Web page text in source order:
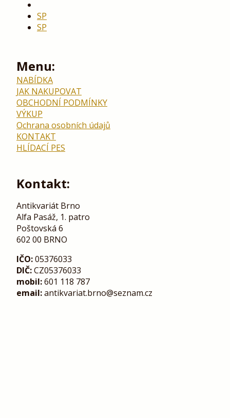
SP
SP
Menu:
NABÍDKA
JAK NAKUPOVAT
OBCHODNÍ PODMÍNKY
VÝKUP
Ochrana osobních údajů
KONTAKT
HLÍDACÍ PES
Kontakt:
Antikvariát Brno
Alfa Pasáž, 1. patro
Poštovská 6
602 00 BRNO
IČO:05376033
DIČ:CZ05376033
mobil:601 118 787
email:antikvariat.brno@seznam.cz